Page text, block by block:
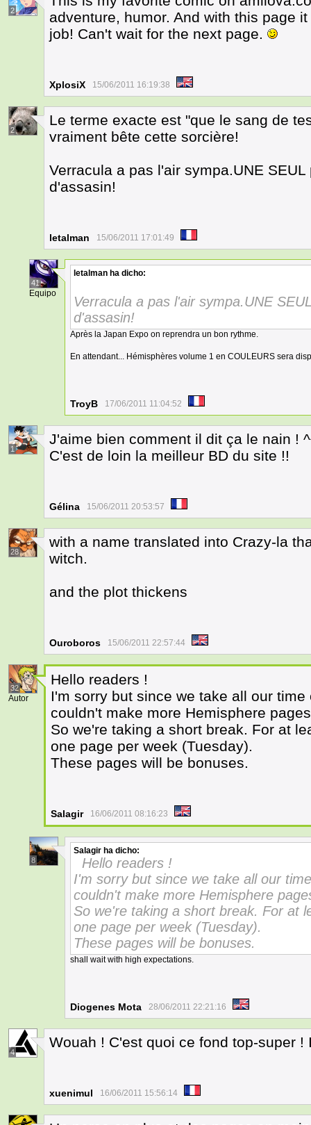
2
adventure, humor. And with this page
job! Can't wait for the next page.
XplosiX 15/06/2011 16:19:38
2
Le terme exacte est "que le sang de
vraiment bête cette sorcière!
Verracula a pas l'air sympa.UNE
d'assasin!
letalman 15/06/2011 17:01:49
41
Equipo
letalman ha dicho:
Verracula a pas l'air sympa.UNE
d'assasin!
Après la Japan Expo on reprendra un bon rythme.
En attendant... Hémisphères volume 1 en COULEURS sera
TroyB 17/06/2011 11:04:52
1
J'aime bien comment il dit ça le nain !
C'est de loin la meilleur BD du site !!
Gélina 15/06/2011 20:53:57
28
with a name translated into Crazy-la
witch.
and the plot thickens
Ouroboros 15/06/2011 22:57:44
32
Autor
Hello readers !
I'm sorry but since we take all our
couldn't make more Hemisphere
So we're taking a short break. For at
one page per week (Tuesday).
These pages will be bonuses.
Salagir 16/06/2011 08:16:23
8
Salagir ha dicho:
Hello readers !
I'm sorry but since we take all our
couldn't make more Hemisphere
So we're taking a short break. For at
one page per week (Tuesday).
These pages will be bonuses.
shall wait with high expectations.
Diogenes Mota 28/06/2011 22:21:16
4
Wouah ! C'est quoi ce fond top-super !
xuenimul 16/06/2011 15:56:14